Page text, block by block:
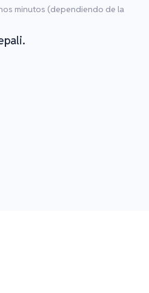
minutos (dependiendo de la